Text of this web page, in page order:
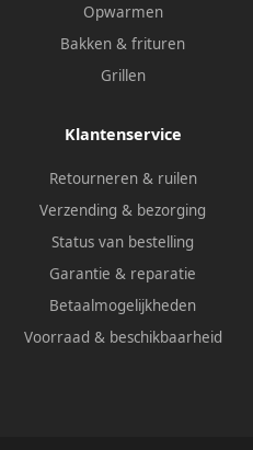
Opwarmen
Bakken & frituren
Grillen
Klantenservice
Retourneren & ruilen
Verzending & bezorging
Status van bestelling
Garantie & reparatie
Betaalmogelijkheden
Voorraad & beschikbaarheid